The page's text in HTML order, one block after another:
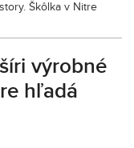
Škôlka v Nitre
výrobné
hľadá